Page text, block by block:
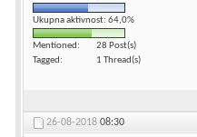
Ukupna aktivnost: 64,0%
Mentioned
28 Post(s)
Tagged
1 Thread(s)
26-08-2018 08:30